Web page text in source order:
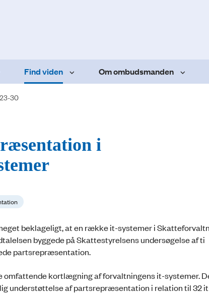
Find viden Om ombudsmanden
30
i
beklageligt, at en række it-systemer i
byggede på Skattestyrelsens undersøgelse af ti
partsrepræsentation.
kortlægning af forvaltningens it-systemer.
understøttelse af partsrepræsentation i relation til 32